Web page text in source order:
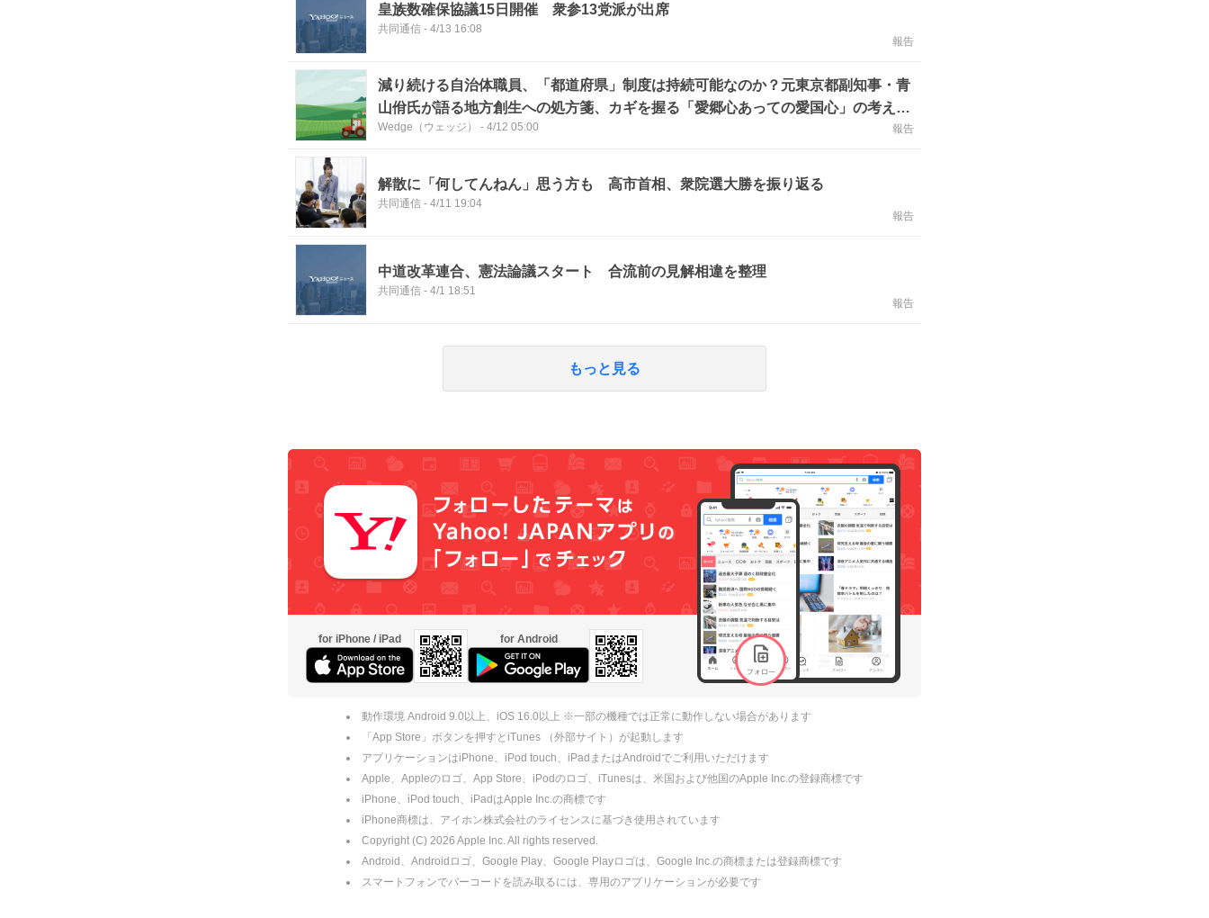
皇族数確保協議15日開催 衆参13党派が出席
共同通信 - 4/13 16:08
報告
減り続ける自治体職員、「都道府県」制度は持続可能なのか？元東京都副知事・青
山佾氏が語る地方創生への処方箋、カギを握る「愛郷心あっての愛国心」の考えと
は
Wedge（ウェッジ） - 4/12 05:00 報告
解散に「何してんねん」思う方も 高市首相、衆院選大勝を振り返る
共同通信 - 4/11 19:04
報告
中道改革連合、憲法論議スタート 合流前の見解相違を整理
共同通信 - 4/1 18:51
報告
もっと見る
for iPhone / iPad for Android
動作環境 Android 9.0以上、iOS 16.0以上 ※一部の機種では正常に動作しない場合があります
「App Store」ボタンを押すとiTunes （外部サイト）が起動します
アプリケーションはiPhone、iPod touch、iPadまたはAndroidでご利用いただけます
Apple、Appleのロゴ、App Store、iPodのロゴ、iTunesは、米国および他国のApple Inc.の登録商標です
iPhone、iPod touch、iPadはApple Inc.の商標です
iPhone商標は、アイホン株式会社のライセンスに基づき使用されています
Copyright (C) 2026 Apple Inc. All rights reserved.
Android、Androidロゴ、Google Play、Google Playロゴは、Google Inc.の商標または登録商標です
スマートフォンでバーコードを読み取るには、専用のアプリケーションが必要です